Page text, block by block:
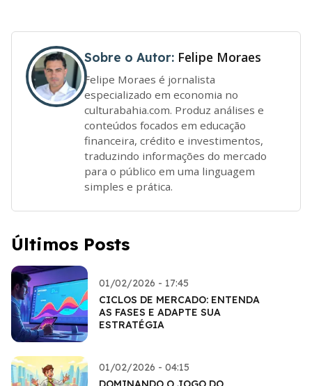
Sobre o Autor: Felipe Moraes
Felipe Moraes é jornalista
especializado em economia no
culturabahia.com. Produz análises e
conteúdos focados em educação
financeira, crédito e investimentos,
traduzindo informações do mercado
para o público em uma linguagem
simples e prática.
Últimos Posts
01/02/2026 - 17:45
CICLOS DE MERCADO: ENTENDA
AS FASES E ADAPTE SUA
ESTRATÉGIA
01/02/2026 - 04:15